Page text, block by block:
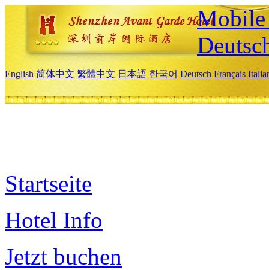
Mobile
English 简体中文 繁體中文 日本語 한국어 Deutsch Français
Startseite
Hotel Info
Jetzt buchen